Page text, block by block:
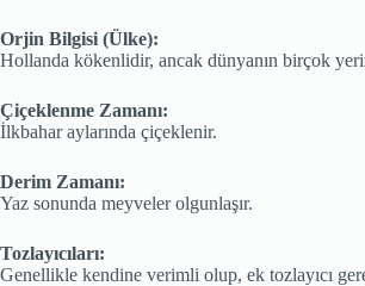
Orjin Bilgisi (Ülke):
Hollanda kökenlidir, ancak dünyanın birçok
Çiçeklenme Zamanı:
İlkbahar aylarında çiçeklenir.
Derim Zamanı:
Yaz sonunda meyveler olgunlaşır.
Tozlayıcıları:
Genellikle kendine verimli olup, ek tozlayıcı